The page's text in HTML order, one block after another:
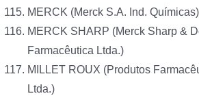
MERCK (Merck S.A. Ind. Químicas)
MERCK SHARP (Merck Sharp &
Farmacêutica Ltda.)
MILLET ROUX (Produtos
Ltda.)